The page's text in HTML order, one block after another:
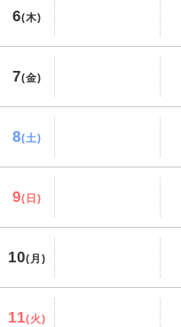
6(木)
7(金)
8(土)
9(日)
10(月)
11(火)